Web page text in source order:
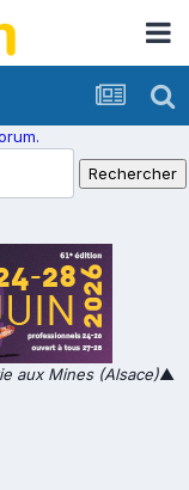
aux Mines (Alsace)▲